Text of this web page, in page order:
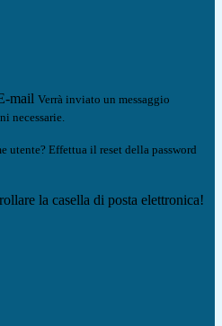
mail Verrà inviato un messaggio
necessarie.
utente? Effettua il reset della password
la casella di posta elettronica!